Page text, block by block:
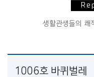
생활관생들의 쾌
1006호 바퀴벌레